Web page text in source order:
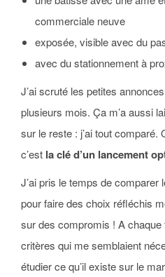
commerciale neuve
exposée, visible avec du
avec du stationnement à
J’ai scruté les petites
plusieurs mois. Ça m’a aussi
sur le reste : j’ai tout
c’est la clé d’un lancement
J’ai pris le temps de
pour faire des choix réfléchis
sur des compromis ! A chaque
critères qui me semblaient
étudier ce qu’il existe sur le